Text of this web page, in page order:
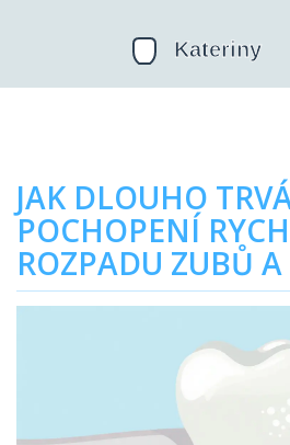
JAK DLOUHO
POCHOPENÍ
ROZPADU ZUBŮ A